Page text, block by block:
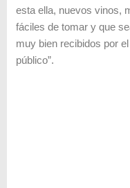
esta ella, nuevos vinos,
fáciles de tomar y que
muy bien recibidos por el
público”.